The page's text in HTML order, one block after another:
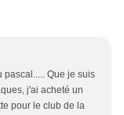
pascal..... Que je suis
j'ai acheté un
pour le club de la